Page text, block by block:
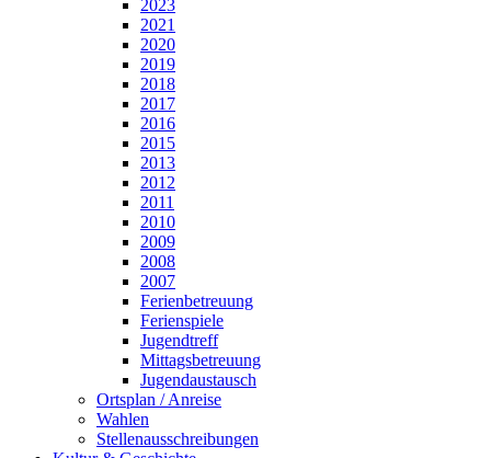
2023
2021
2020
2019
2018
2017
2016
2015
2013
2012
2011
2010
2009
2008
2007
Ferienbetreuung
Ferienspiele
Jugendtreff
Mittagsbetreuung
Jugendaustausch
Ortsplan / Anreise
Wahlen
Stellenausschreibungen